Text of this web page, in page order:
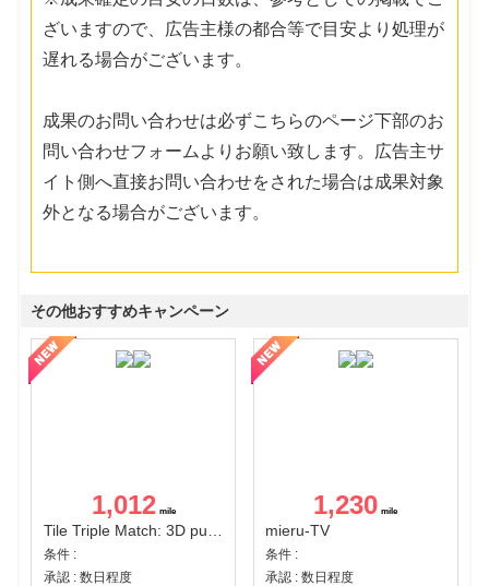
ざいますので、広告主様の都合等で目安より処理が
遅れる場合がございます。
成果のお問い合わせは必ずこちらのページ下部のお
問い合わせフォームよりお願い致します。広告主サ
イト側へ直接お問い合わせをされた場合は成果対象
外となる場合がございます。
その他おすすめキャンペーン
1,012
Tile Triple Match: 3D puzzle
条件 :
承認 : 数日程度
1,230
mieru-TV
条件 :
承認 : 数日程度